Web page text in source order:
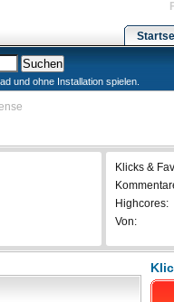
und ohne Installation spielen.
Klicks &
Highcores:
Von: